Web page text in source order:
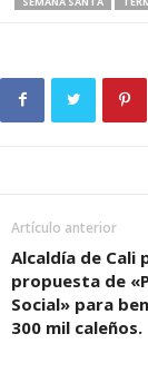
Artículo anterior
Alcaldía de Cali
propuesta de
Social» para
300 mil caleños.